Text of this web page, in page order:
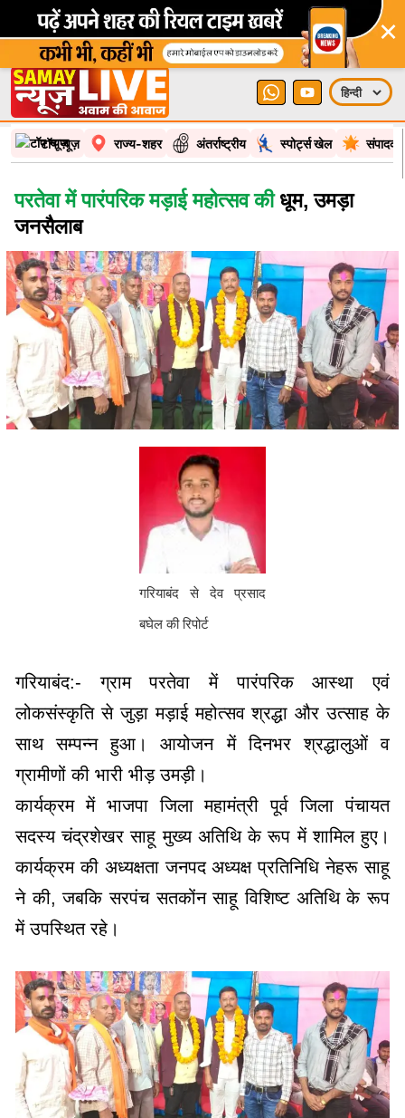
×
टॉप न्यूज़ राज्य-शहर अंतर्राष्ट्रीय स्पोर्ट्स खेल
परतेवा में पारंपरिक मड़ाई महोत्सव कीधूम, उमड़ा
जनसैलाब
गरियाबंद से देव प्रसाद
बघेल की रिपोर्ट
गरियाबंद:- ग्राम परतेवा में पारंपरिक आस्था एवं
लोकसंस्कृति से जुड़ा मड़ाई महोत्सव श्रद्धा और उत्साह के
साथ सम्पन्न हुआ। आयोजन में दिनभर श्रद्धालुओं व
ग्रामीणों की भारी भीड़ उमड़ी।
कार्यक्रम में भाजपा जिला महामंत्री पूर्व जिला पंचायत
सदस्य चंद्रशेखर साहू मुख्य अतिथि के रूप में शामिल हुए।
कार्यक्रम की अध्यक्षता जनपद अध्यक्ष प्रतिनिधि नेहरू साहू
ने की, जबकि सरपंच सतकोंन साहू विशिष्ट अतिथि के रूप
में उपस्थित रहे।